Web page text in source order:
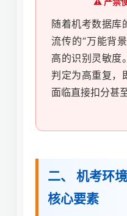
随着机考数据库
流传的“万能背
高的识别灵敏度
判定为高重复，
面临直接扣分甚
二、 机考环
核心要素